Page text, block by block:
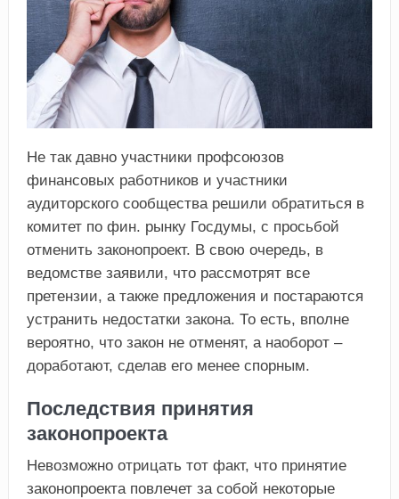
Не так давно участники профсоюзов
финансовых работников и участники
аудиторского сообщества решили обратиться в
комитет по фин. рынку Госдумы, с просьбой
отменить законопроект. В свою очередь, в
ведомстве заявили, что рассмотрят все
претензии, а также предложения и постараются
устранить недостатки закона. То есть, вполне
вероятно, что закон не отменят, а наоборот –
доработают, сделав его менее спорным.
Последствия принятия
законопроекта
Невозможно отрицать тот факт, что принятие
законопроекта повлечет за собой некоторые